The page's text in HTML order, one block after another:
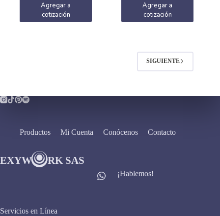
Agregar a
cotización
Agregar a
cotización
SIGUIENTE
Productos Mi Cuenta Conócenos Contacto
¡Hablemos!
Servicios en Línea